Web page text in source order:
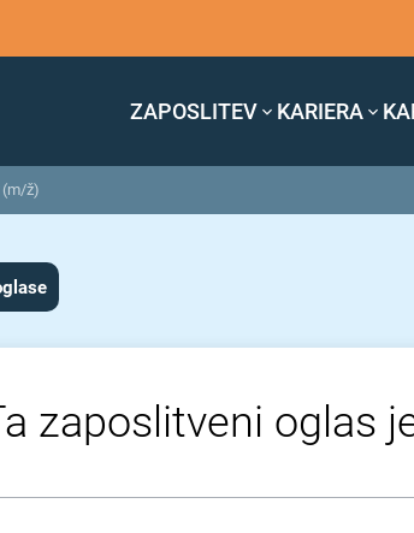
ZAPOSLITEV KARIERA
(m/ž)
zaposlitveni oglas